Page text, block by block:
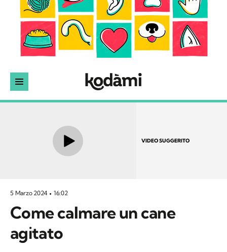
VIDEO SUGGERITO
5 Marzo 2024 16:02
Come calmare un cane
agitato